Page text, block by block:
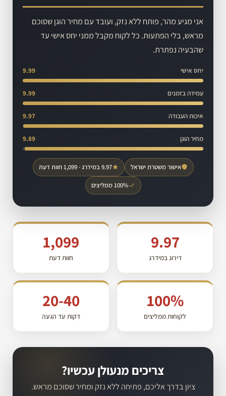
אני מגיע מהר, פותח ללא נזק, ועובד עם מחיר הוגן שסוכם
מראש, בלי הפתעות. כל לקוח מקבל ממני יחס אישי עד
שהבעיה נפתרת.
יחס אישי 9.99
עמידה בזמנים 9.99
איכות העבודה 9.97
מחיר הוגן 9.89
אישור משטרת ישראל 9.97 במידרג · 1,099 חוות דעת
100% ממליצים
9.97
דירוג במידרג
1,099
חוות דעת
100%
לקוחות ממליצים
20-40
דקות עד הגעה
צריכים מנעולן עכשיו?
ציון בדרך אליכם, פתיחה ללא נזק ומחיר שסוכם מראש.